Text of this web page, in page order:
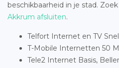
beschikbaarheid in je stad.
Akkrum afsluiten.
Telfort Internet en TV
T-Mobile Internetten 50
Tele2 Internet Basis,